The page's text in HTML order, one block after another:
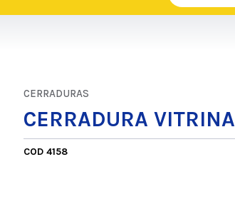
CERRADURAS
CERRADURA VITRINA
COD 4158